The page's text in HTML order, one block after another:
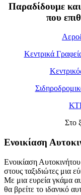
Παραδίδουμε
που
Κεντρικά
Στο
Ενοικίαση
Ενοικίαση
στους ταξιδιώτες μια
Με μια ευρεία γκάμα
θα βρείτε το ιδανικό